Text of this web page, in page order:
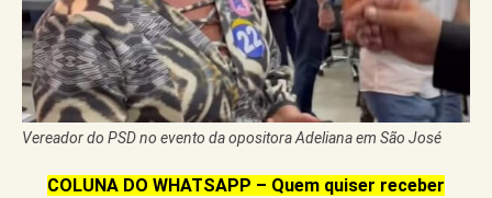
Vereador do PSD no evento da opositora Adeliana em São José
COLUNA DO WHATSAPP – Quem quiser receber